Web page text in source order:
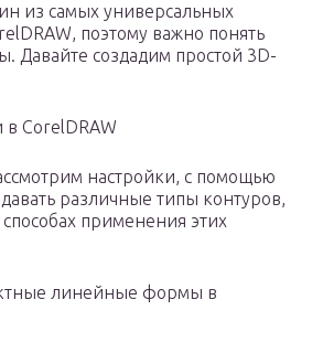
из самых универсальных
поэтому важно понять
Давайте создадим простой 3D-
в CorelDRAW
настройки, с помощью
различные типы контуров,
применения этих
линейные формы в